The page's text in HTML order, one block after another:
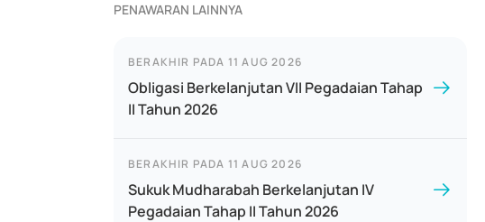
PENAWARAN LAINNYA
BERAKHIR PADA 11 AUG 2026
Obligasi Berkelanjutan VII Pegadaian Tahap
II Tahun 2026
BERAKHIR PADA 11 AUG 2026
Sukuk Mudharabah Berkelanjutan IV
Pegadaian Tahap II Tahun 2026